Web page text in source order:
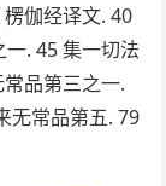
伽经译文. 40
. 45 集一切法
品第三之一.
无常品第五. 79